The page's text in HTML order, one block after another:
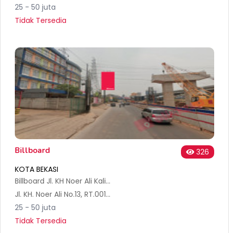
25 - 50 juta
Tidak Tersedia
Billboard
326
KOTA BEKASI
Billboard Jl. KH Noer Ali Kalimalang (Hotel Phonix Diron)
Jl. KH. Noer Ali No.13, RT.001/RW.016, Jakasampurna, Kec. Bekasi Bar., Kota Bks, Jawa Barat 17145, Indonesia
25 - 50 juta
Tidak Tersedia